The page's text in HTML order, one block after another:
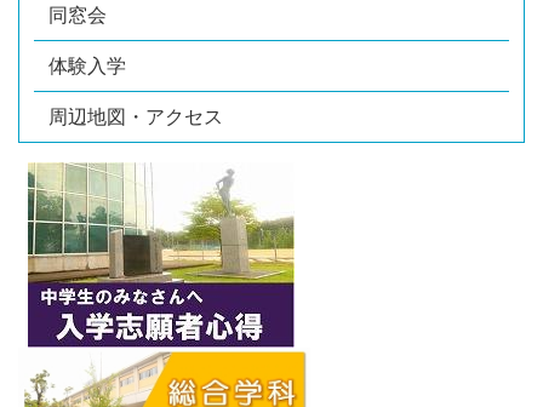
同窓会
体験入学
周辺地図・アクセス